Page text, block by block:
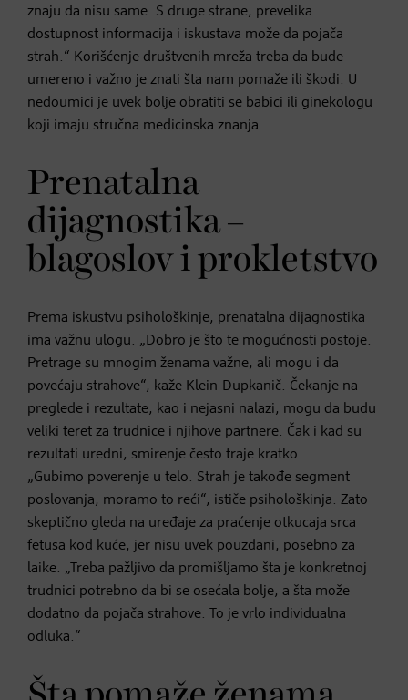
znaju da nisu same. S druge strane, prevelika
dostupnost informacija i iskustava može da pojača
strah.“ Korišćenje društvenih mreža treba da bude
umereno i važno je znati šta nam pomaže ili škodi. U
nedoumici je uvek bolje obratiti se babici ili ginekologu
koji imaju stručna medicinska znanja.
Prenatalna
dijagnostika –
blagoslov i prokletstvo
Prema iskustvu psihološkinje, prenatalna dijagnostika
ima važnu ulogu. „Dobro je što te mogućnosti postoje.
Pretrage su mnogim ženama važne, ali mogu i da
povećaju strahove“, kaže Klein-Dupkanič. Čekanje na
preglede i rezultate, kao i nejasni nalazi, mogu da budu
veliki teret za trudnice i njihove partnere. Čak i kad su
rezultati uredni, smirenje često traje kratko.
„Gubimo poverenje u telo. Strah je takođe segment
poslovanja, moramo to reći“, ističe psihološkinja. Zato
skeptično gleda na uređaje za praćenje otkucaja srca
fetusa kod kuće, jer nisu uvek pouzdani, posebno za
laike. „Treba pažljivo da promišljamo šta je konkretnoj
trudnici potrebno da bi se osećala bolje, a šta može
dodatno da pojača strahove. To je vrlo individualna
odluka.“